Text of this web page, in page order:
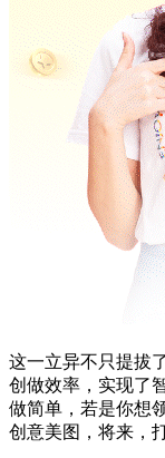
这一立异不只提拔
创做效率，实现了
做简单，若是你想
创意美图，将来，